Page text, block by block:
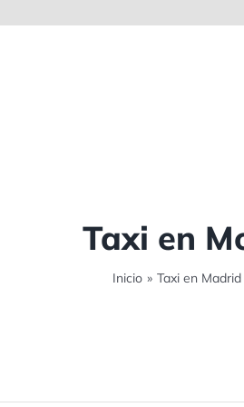
Taxi en
Inicio » Taxi en Madrid